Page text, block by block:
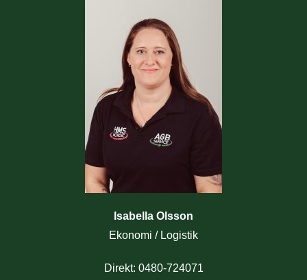
Isabella Olsson
Ekonomi / Logistik
Direkt: 0480-724071